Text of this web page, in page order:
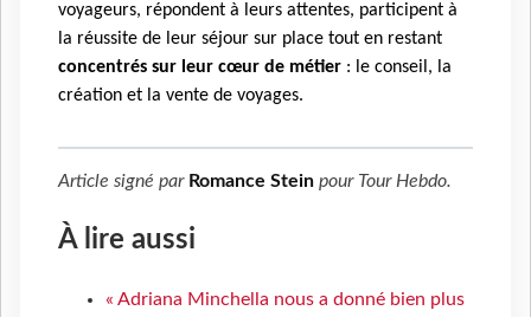
voyageurs, répondent à leurs attentes, participent à
la réussite de leur séjour sur place tout en restant
concentrés sur leur cœur de métier : le conseil, la
création et la vente de voyages.
Article signé par Romance Stein pour Tour Hebdo.
À lire aussi
« Adriana Minchella nous a donné bien plus